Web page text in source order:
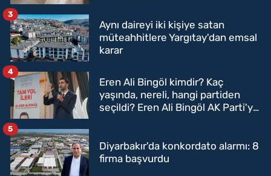
Aynı daireyi iki kişiye satan
müteahhitlere Yargıtay'dan emsal
karar
3
Eren Ali Bingöl kimdir? Kaç
yaşında, nereli, hangi partiden
seçildi? Eren Ali Bingöl AK Parti'ye
4
Diyarbakır'da konkordato alarmı: 8
firma başvurdu
5